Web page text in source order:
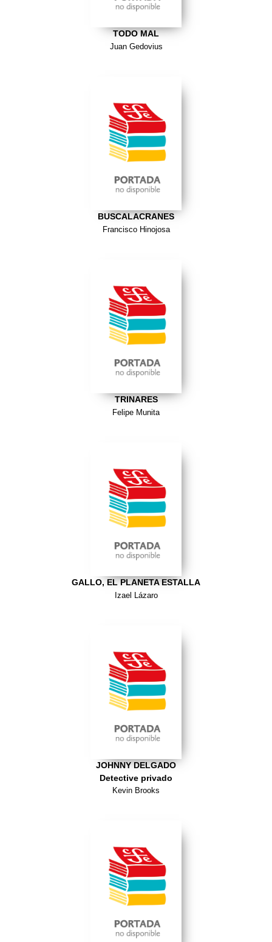
TODO MAL
Juan Gedovius
BUSCALACRANES
Francisco Hinojosa
TRINARES
Felipe Munita
GALLO, EL PLANETA ESTALLA
Izael Lázaro
JOHNNY DELGADO
Detective privado
Kevin Brooks